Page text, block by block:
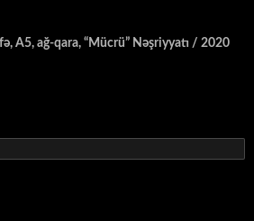
A5, ağ-qara, “Mücrü” Nəşriyyatı / 2020